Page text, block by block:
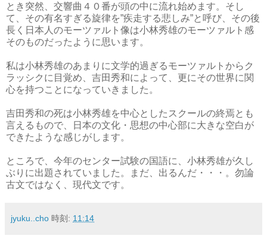
とき突然、交響曲４０番が頭の中に流れ始めます。そし
て、その有名すぎる旋律を”疾走する悲しみ”と呼び、その後
長く日本人のモーツァルト像は小林秀雄のモーツァルト感
そのものだったように思います。
私は小林秀雄のあまりに文学的過ぎるモーツァルトからク
ラッシクに目覚め、吉田秀和によって、更にその世界に関
心を持つことになっていきました。
吉田秀和の死は小林秀雄を中心としたスクールの終焉とも
言えるもので、日本の文化・思想の中心部に大きな空白が
できたような感じがします。
ところで、今年のセンター試験の国語に、小林秀雄が久し
ぶりに出題されていました。まだ、出るんだ・・・。勿論
古文ではなく、現代文です。
jyuku..cho 時刻: 11:14